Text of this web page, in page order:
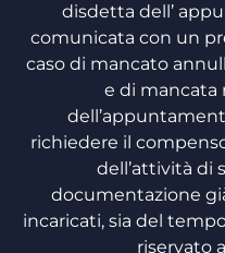
disdetta dell’
comunicata con un
caso di mancato
e di mancata
richiedere il
dell’attività di
documentazione
incaricati, sia del
riservato